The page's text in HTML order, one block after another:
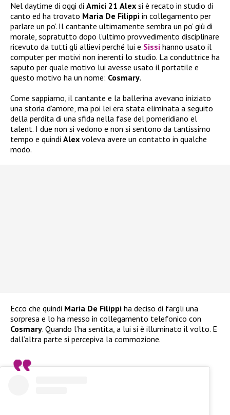
Nel daytime di oggi di Amici 21 Alex si è recato in studio di
canto ed ha trovato Maria De Filippi in collegamento per
parlare un po’. Il cantante ultimamente sembra un po’ giù di
morale, sopratutto dopo l’ultimo provvedimento disciplinare
ricevuto da tutti gli allievi perché lui e Sissi hanno usato il
computer per motivi non inerenti lo studio. La conduttrice ha
saputo per quale motivo lui avesse usato il portatile e
questo motivo ha un nome: Cosmary.
Come sappiamo, il cantante e la ballerina avevano iniziato
una storia d’amore, ma poi lei era stata eliminata a seguito
della perdita di una sfida nella fase del pomeridiano el
talent. I due non si vedono e non si sentono da tantissimo
tempo e quindi Alex voleva avere un contatto in qualche
modo.
Ecco che quindi Maria De Filippi ha deciso di fargli una
sorpresa e lo ha messo in collegamento telefonico con
Cosmary. Quando l’ha sentita, a lui si è illuminato il volto. E
dall’altra parte si percepiva la commozione.